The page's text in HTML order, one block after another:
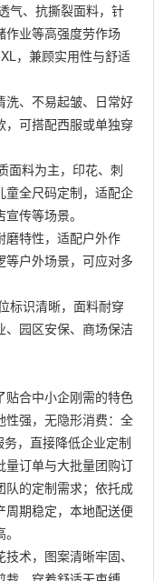
气、抗撕裂面料，针
作业等高强度劳作场
，兼顾实用性与舒适
洗、不易起皱、日常好
可搭配西服或单独穿
面料为主，印花、刺
童全尺码定制，适配企
传等场景。
磨特性，适配户外作
等户外场景，可应对多
标识清晰，面料耐穿
、园区安保、商场保洁
贴合中小企刚需的特色
性强，无隐形消费：全
，直接降低企业定制
量订单与大批量团购订
队的定制需求；依托成
周期稳定，本地配送便
术，图案清晰牢固、